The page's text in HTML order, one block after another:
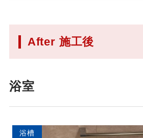
After 施工後
浴室
浴槽